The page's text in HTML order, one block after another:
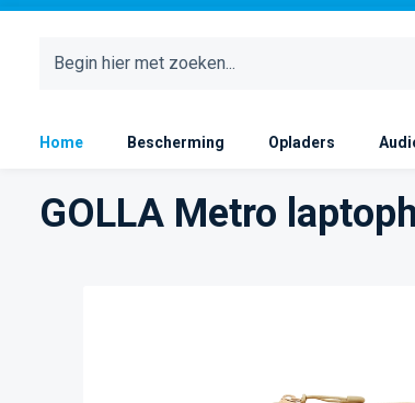
Home Bescherming Opladers
GOLLA Metro